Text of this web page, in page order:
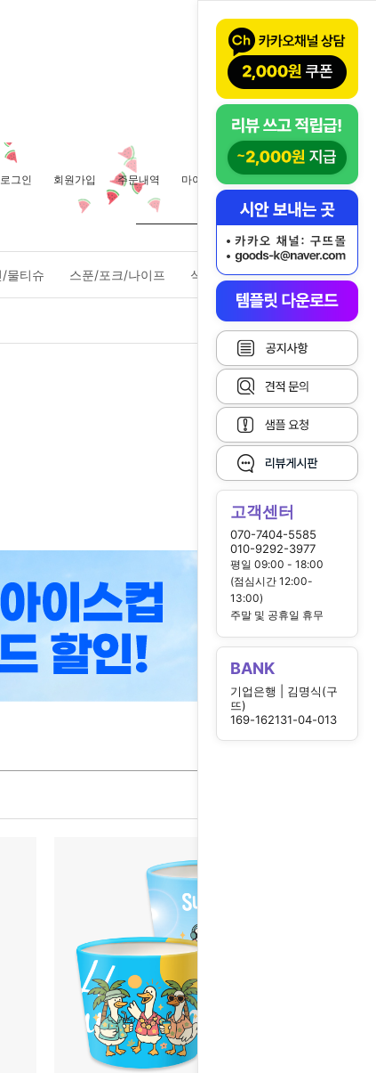
고객센터
070-7404-5585
010-9292-3977
평일 09:00 - 18:00
(점심시간 12:00-
13:00)
주말 및 공휴일 휴무
BANK
기업은행 | 김명식(구
뜨)
169-162131-04-013
로그인 회원가입 주문내역 마이페이지
/물티슈 스푼/포크/나이프 식품포장용기